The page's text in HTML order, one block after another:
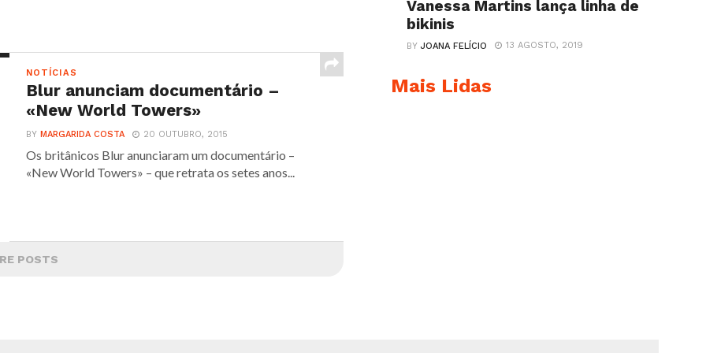
NOTÍCIAS
Blur anunciam documentário –
«New World Towers»
BYMARGARIDA COSTA 20 OUTUBRO, 2015
Os britânicos Blur anunciaram um documentário –
«New World Towers» – que retrata os setes anos...
POSTS
Vanessa Martins lança linha de
bikinis
BYJOANA FELÍCIO 13 AGOSTO, 2019
Mais Lidas